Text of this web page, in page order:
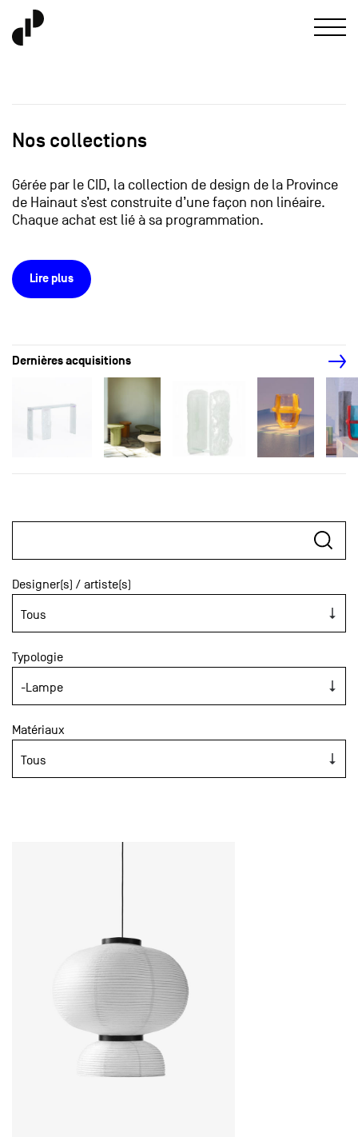
Nos collections
Gérée par le CID, la collection de design de la Province
de Hainaut s’est construite d’une façon non linéaire.
Chaque achat est lié à sa programmation.
Lire plus
Dernières acquisitions
Designer(s) / artiste(s)
Typologie
Matériaux